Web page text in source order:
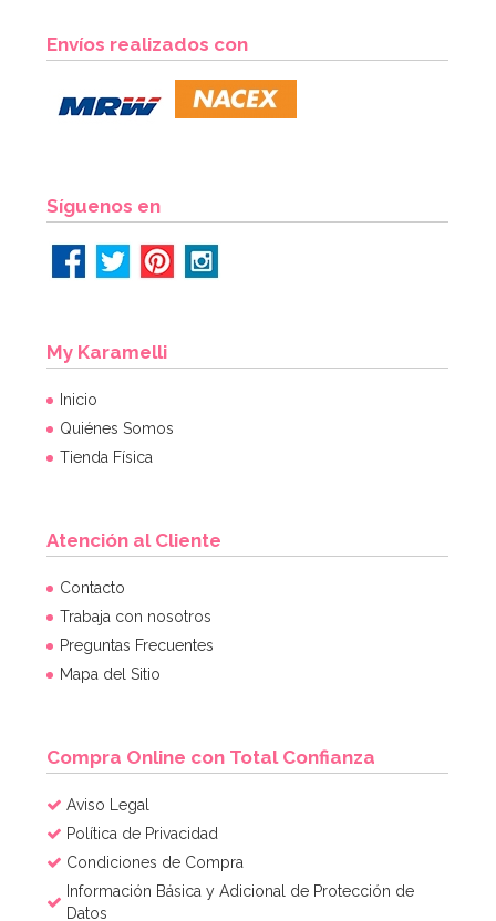
3,49€ 3,35€
Molde de Silicona Gingerbread House & Santa
6,95€
AÑADIR
Envíos realizados con
Síguenos en
My Karamelli
Inicio
Quiénes Somos
Tienda Física
Atención al Cliente
Contacto
Trabaja con nosotros
Preguntas Frecuentes
Mapa del Sitio
Compra Online con Total Confianza
Aviso Legal
Política de Privacidad
Condiciones de Compra
Información Básica y Adicional de Protección de
Datos